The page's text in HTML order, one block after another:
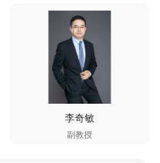
李奇敏
副教授